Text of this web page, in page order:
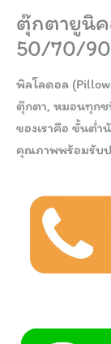
ตุ๊กตายูนิ
50/70/
พิลโลดอล
ตุ๊กตา, หมอนทุกช
ของเราคือ ขั้นต่ำ
คุณภาพพร้อมรับ